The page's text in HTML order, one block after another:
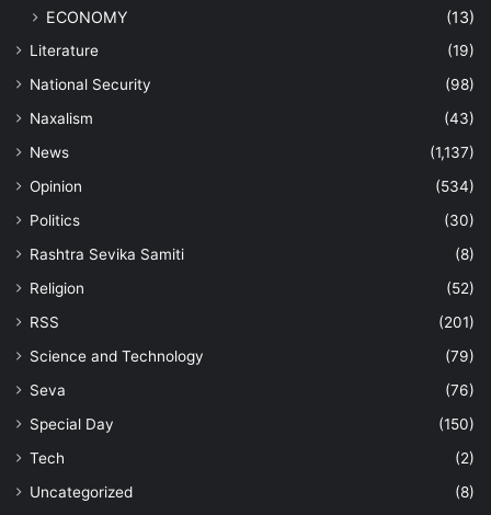
ECONOMY (13)
Literature
(19)
National Security
(98)
Naxalism
(43)
News
(1,137)
Opinion
(534)
Politics
(30)
Rashtra Sevika Samiti
(8)
Religion
(52)
RSS
(201)
Science and Technology
(79)
Seva
(76)
Special Day
(150)
Tech
(2)
Uncategorized
(8)